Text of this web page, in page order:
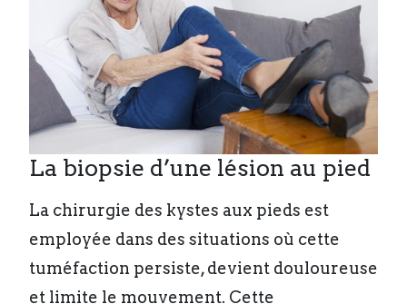
La biopsie d’une lésion au pied
La chirurgie des kystes aux pieds est
employée dans des situations où cette
tuméfaction persiste, devient douloureuse
et limite le mouvement. Cette